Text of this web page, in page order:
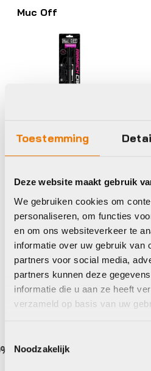
Toestemming
Deze website maakt gebruik
We gebruiken cookies om
personaliseren, om functies
en om ons websiteverkeer te
informatie over uw gebruik van
partners voor social media,
partners kunnen deze
informatie die u aan ze heeft
verzameld op basis van uw
Noodzakelijk
Muc Off
Muc Off Muc-off
pomp airmach
Op voorraad in winkel
Eigen